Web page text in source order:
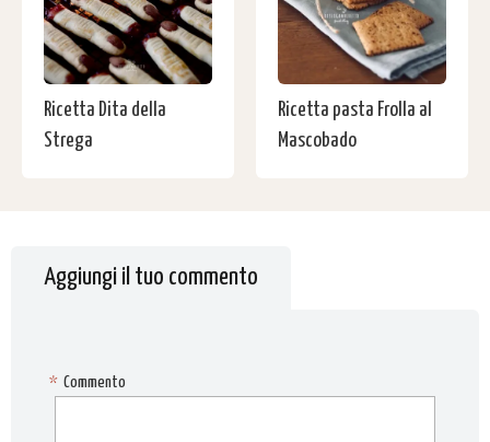
Ricetta Dita della
Strega
Ricetta pasta Frolla al
Mascobado
Aggiungi il tuo commento
Commento
*